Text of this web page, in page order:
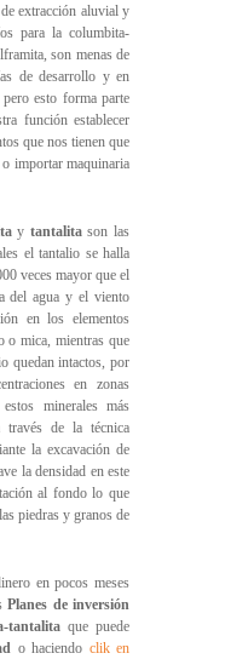
extracción aluvial y
para la columbita-
son menas de
de desarrollo y en
esto forma parte
función establecer
que nos tienen que
importar maquinaria
y tantalitason las
el tantalio se halla
veces mayor que el
del agua y el viento
en los elementos
o mica, mientras que
quedan intactos, por
en zonas
minerales más
través de la técnica
la excavación de
la densidad en este
al fondo lo que
piedras y granos de
en pocos meses
Planes de inversión
tantalitaque puede
o haciendo clik en